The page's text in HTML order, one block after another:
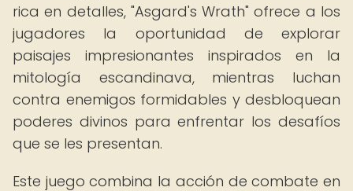
rica en detalles, "Asgard's Wrath" ofrece a los
jugadores la oportunidad de explorar
paisajes impresionantes inspirados en la
mitología escandinava, mientras luchan
contra enemigos formidables y desbloquean
poderes divinos para enfrentar los desafíos
que se les presentan.
Este juego combina la acción de combate en